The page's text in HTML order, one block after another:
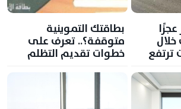
عجزًا
خلال
ترتفع
بطاقتك التموينية
متوقفة؟.. تعرف على
خطوات تقديم التظلم